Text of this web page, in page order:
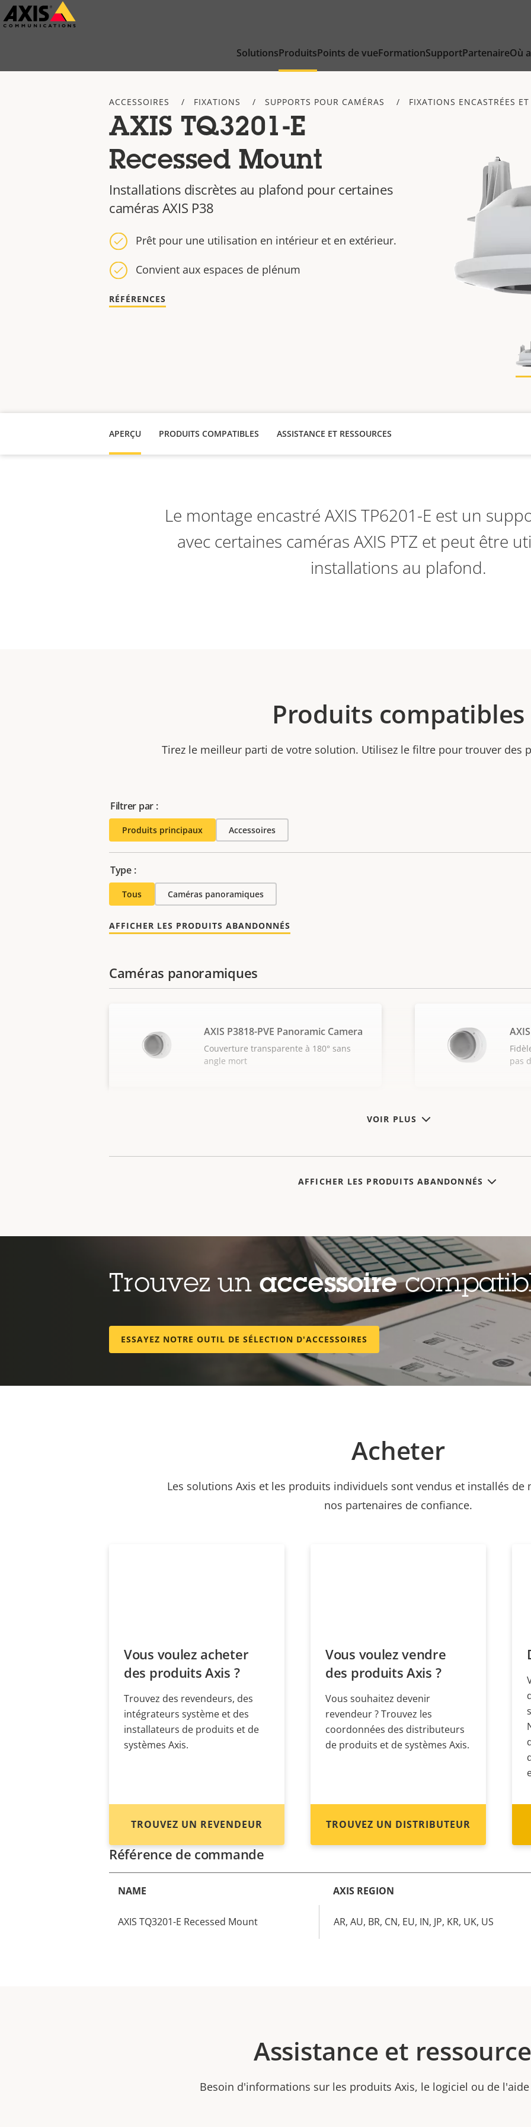
Passer
au
SolutionsProduitsPoints de vueFormationSupportPartenaireOù
ACCESSOIRES FIXATIONS SUPPORTS POUR CAMÉRAS FIXATIONS ENCASTRÉES
AXIS TQ3201-E
Recessed Mount
Installations discrètes au plafond pour certaines
caméras AXIS P38
Prêt pour une utilisation en intérieur et en extérieur.
Convient aux espaces de plénum
RÉFÉRENCES
APERÇU PRODUITS COMPATIBLES ASSISTANCE ET RESSOURCES
Le montage encastré AXIS TP6201-E est un
avec certaines caméras AXIS PTZ et peut être
installations au plafond.
Produits compatibles
Tirez le meilleur parti de votre solution. Utilisez le filtre pour trouver des
Filtrer par :
Produits principaux Accessoires
Type :
Tous Caméras panoramiques
AFFICHER LES PRODUITS ABANDONNÉS
VOIR PLUS
Caméras panoramiques
AXIS P3818-PVE Panoramic Camera
Couverture transparente à 180° sans
angle mort
pas
AFFICHER LES PRODUITS ABANDONNÉS
Trouvez unaccessoire
ESSAYEZ NOTRE OUTIL DE SÉLECTION D'ACCESSOIRES
Acheter
Les solutions Axis et les produits individuels sont vendus et installés de
nos partenaires de confiance.
Vous voulez acheter
des produits Axis ?
Trouvez des revendeurs, des
intégrateurs système et des
installateurs de produits et de
systèmes Axis.
TROUVEZ UN REVENDEUR
Vous voulez vendre
des produits Axis ?
Vous souhaitez devenir
revendeur ? Trouvez les
coordonnées des distributeurs
de produits et de systèmes Axis.
TROUVEZ UN DISTRIBUTEUR
Référence de commande
NAME AXIS REGION
AXIS TQ3201-E Recessed Mount AR, AU, BR, CN, EU, IN, JP, KR, UK, US
Assistance et
Besoin d'informations sur les produits Axis, le logiciel ou de